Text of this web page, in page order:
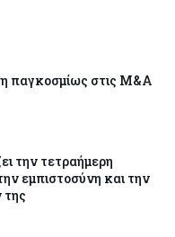
την Ευρώπη, αλλά οι
08-08-2026
αφήνουν τις αγορές
08-08-2026
ρομπότ
παγκοσμίως στις M&A
την τετραήμερη
εμπιστοσύνη και την